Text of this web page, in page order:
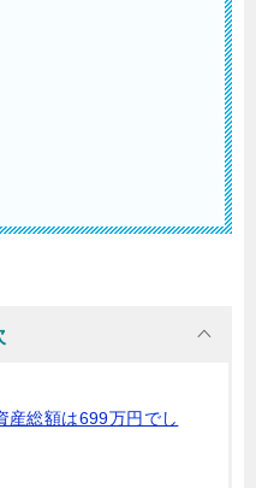
産総額は699万円でし